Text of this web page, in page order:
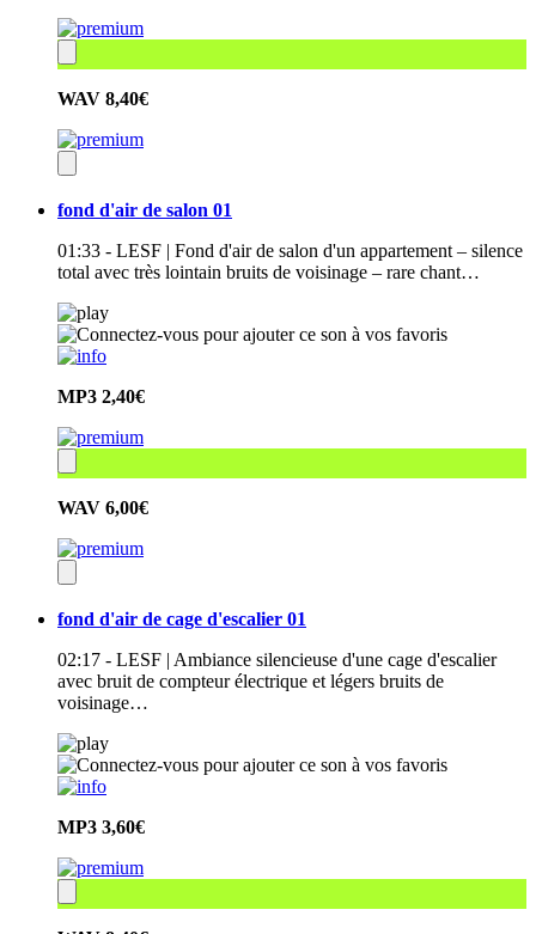
WAV 8,40€
fond d'air de salon 01
01:33 - LESF | Fond d'air de salon d'un appartement – silence
total avec très lointain bruits de voisinage – rare chant…
MP3 2,40€
WAV 6,00€
fond d'air de cage d'escalier 01
02:17 - LESF | Ambiance silencieuse d'une cage d'escalier
avec bruit de compteur électrique et légers bruits de
voisinage…
MP3 3,60€